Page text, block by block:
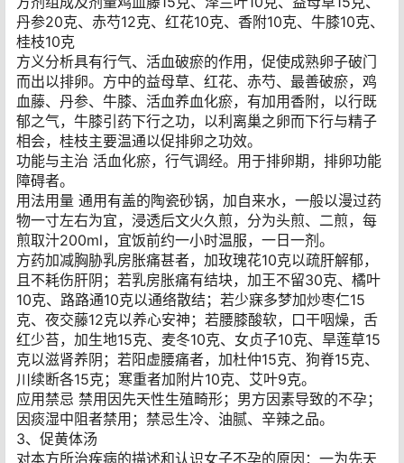
丹参20克、赤芍12克、红花10克、香附10克、牛膝10克、
桂枝10克
方义分析具有行气、活血破瘀的作用，促使成熟卵子破门
而出以排卵。方中的益母草、红花、赤芍、最善破瘀，鸡
血藤、丹参、牛膝、活血养血化瘀，有加用香附，以行既
郁之气，牛膝引药下行之功，以利离巢之卵而下行与精子
相会，桂枝主要温通以促排卵之功效。
功能与主治 活血化瘀，行气调经。用于排卵期，排卵功能
障碍者。
用法用量 通用有盖的陶瓷砂锅，加自来水，一般以漫过药
物一寸左右为宜，浸透后文火久煎，分为头煎、二煎，每
煎取汁200ml，宜饭前约一小时温服，一日一剂。
方药加减胸胁乳房胀痛甚者，加玫瑰花10克以疏肝解郁，
且不耗伤肝阴；若乳房胀痛有结块，加王不留30克、橘叶
10克、路路通10克以通络散结；若少寐多梦加炒枣仁15
克、夜交藤12克以养心安神；若腰膝酸软，口干咽燥，舌
红少苔，加生地15克、麦冬10克、女贞子10克、旱莲草15
克以滋肾养阴；若阳虚腰痛者，加杜仲15克、狗脊15克、
川续断各15克；寒重者加附片10克、艾叶9克。
应用禁忌 禁用因先天性生殖畸形；男方因素导致的不孕；
因痰湿中阻者禁用；禁忌生冷、油腻、辛辣之品。
3、促黄体汤
对本方所治疾病的描述和认识女子不孕的原因：一为先天